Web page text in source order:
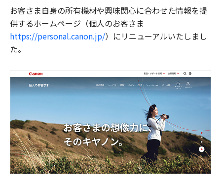
お客さま自身の所有機材や興味関心に合わせた情報を提
供するホームページ（個人のお客さま
https://personal.canon.jp/）にリニューアルいたしまし
た。